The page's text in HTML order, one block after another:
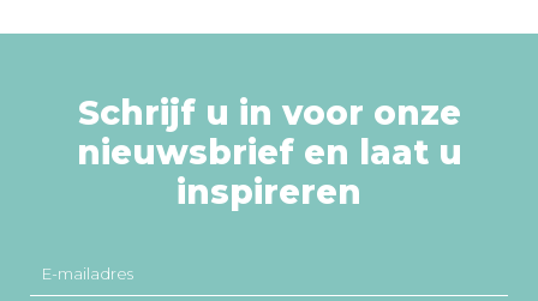
Schrijf u in voor onze
nieuwsbrief en laat u
inspireren
E-mailadres